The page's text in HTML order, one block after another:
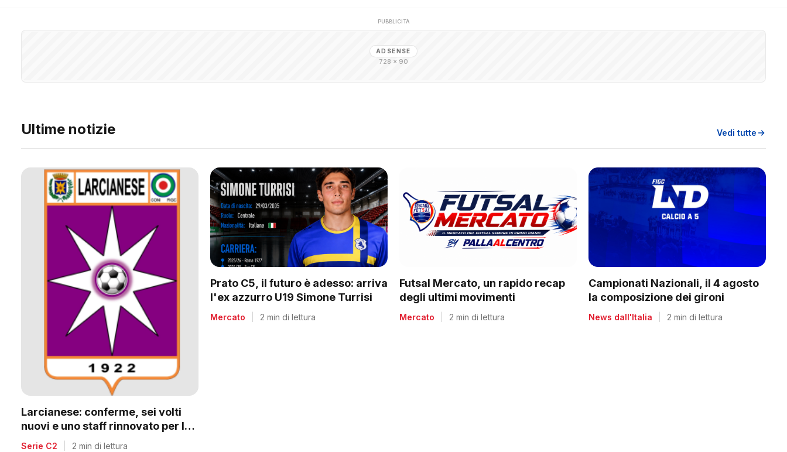
PUBBLICITÀ
ADSENSE
728 × 90
Ultime notizie Vedi tutte
Larcianese: conferme, sei volti
nuovi e uno staff rinnovato per la
C2
Serie C2 2 min di lettura
Prato C5, il futuro è adesso: arriva
l'ex azzurro U19 Simone Turrisi
Mercato 2 min di lettura
Futsal Mercato, un rapido recap
degli ultimi movimenti
Mercato 2 min di lettura
Campionati Nazionali, il 4 agosto
la composizione dei gironi
News dall'Italia 2 min di lettura